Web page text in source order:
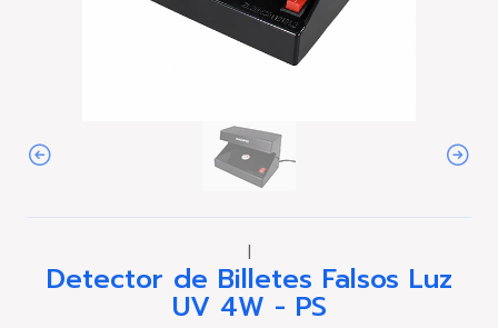
|
Detector de Billetes Falsos Luz
UV 4W - PS